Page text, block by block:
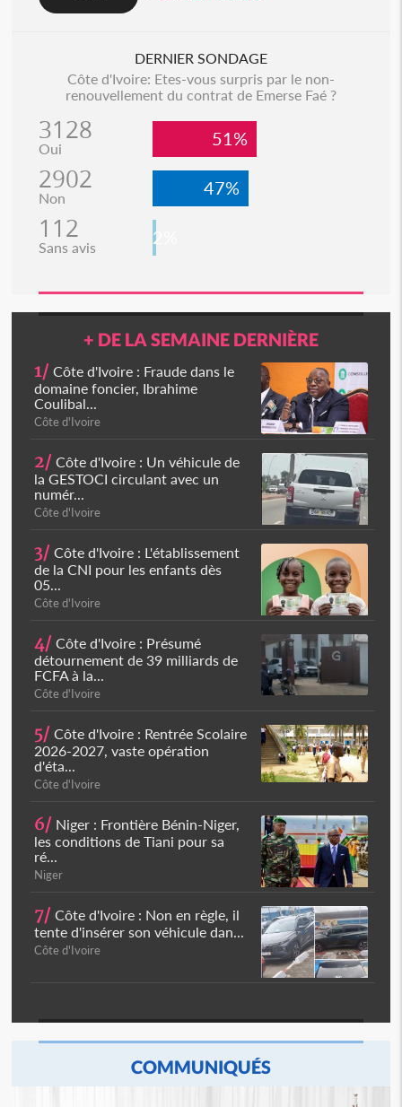
DERNIER SONDAGE
Côte d'Ivoire: Etes-vous surpris par le non-
renouvellement du contrat de Emerse Faé ?
3128
Oui 51%
2902
Non 47%
112
Sans avis 2%
+ DE LA SEMAINE DERNIÈRE
1/ Côte d'Ivoire : Fraude dans le
domaine foncier, Ibrahime
Coulibal...
Côte d'Ivoire
2/ Côte d'Ivoire : Un véhicule de
la GESTOCI circulant avec un
numér...
Côte d'Ivoire
3/ Côte d'Ivoire : L'établissement
de la CNI pour les enfants dès
05...
Côte d'Ivoire
4/ Côte d'Ivoire : Présumé
détournement de 39 milliards de
FCFA à la...
Côte d'Ivoire
5/ Côte d'Ivoire : Rentrée Scolaire
2026-2027, vaste opération
d'éta...
Côte d'Ivoire
6/ Niger : Frontière Bénin-Niger,
les conditions de Tiani pour sa
ré...
Niger
7/ Côte d'Ivoire : Non en règle, il
tente d'insérer son véhicule dan...
Côte d'Ivoire
COMMUNIQUÉS